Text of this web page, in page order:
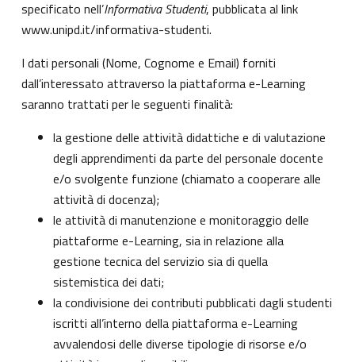
specificato nell’Informativa Studenti, pubblicata al link
www.unipd.it/informativa-studenti.
I dati personali (Nome, Cognome e Email) forniti
dall’interessato attraverso la piattaforma e-Learning
saranno trattati per le seguenti finalità:
la gestione delle attività didattiche e di valutazione
degli apprendimenti da parte del personale docente
e/o svolgente funzione (chiamato a cooperare alle
attività di docenza);
le attività di manutenzione e monitoraggio delle
piattaforme e-Learning, sia in relazione alla
gestione tecnica del servizio sia di quella
sistemistica dei dati;
la condivisione dei contributi pubblicati dagli studenti
iscritti all’interno della piattaforma e-Learning
avvalendosi delle diverse tipologie di risorse e/o